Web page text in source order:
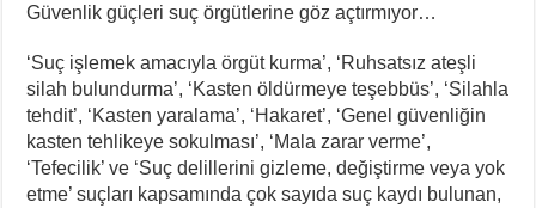
Güvenlik güçleri suç örgütlerine göz açtırmıyor…
‘Suç işlemek amacıyla örgüt kurma’, ‘Ruhsatsız ateşli
silah bulundurma’, ‘Kasten öldürmeye teşebbüs’, ‘Silahla
tehdit’, ‘Kasten yaralama’, ‘Hakaret’, ‘Genel güvenliğin
kasten tehlikeye sokulması’, ‘Mala zarar verme’,
‘Tefecilik’ ve ‘Suç delillerini gizleme, değiştirme veya yok
etme’ suçları kapsamında çok sayıda suç kaydı bulunan,